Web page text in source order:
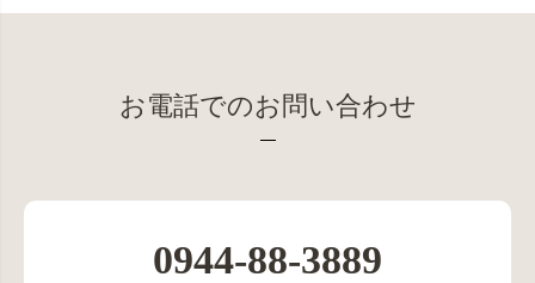
お電話でのお問い合わせ
0944-88-3889